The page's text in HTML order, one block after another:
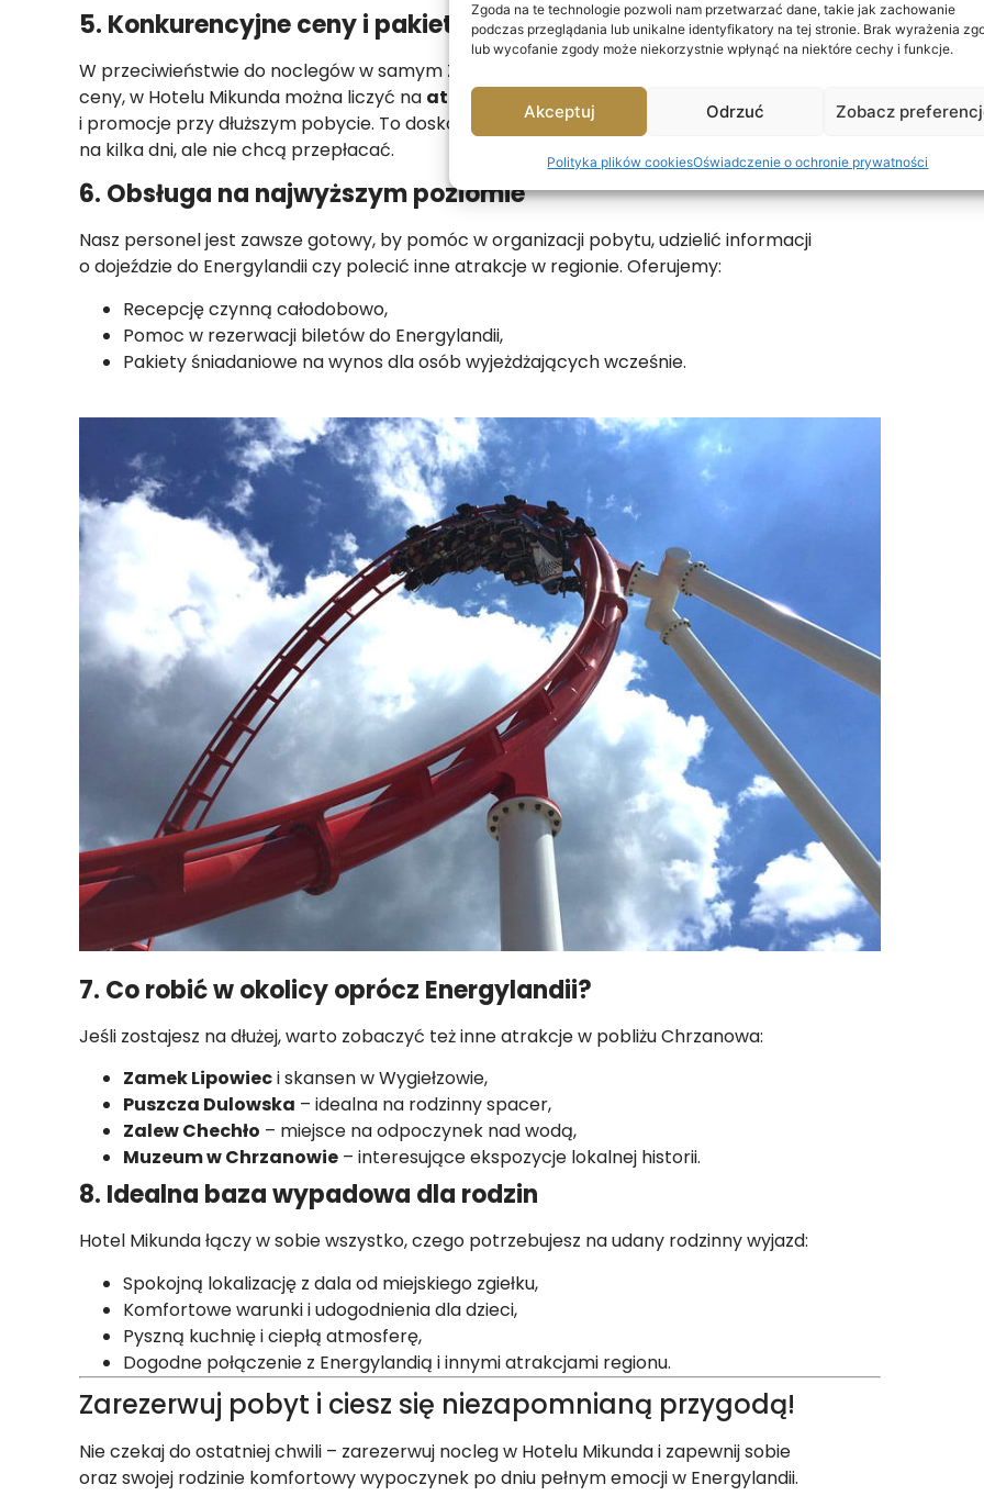
Zgoda na te technologie pozwoli nam przetwarzać dane, takie jak zachowanie
podczas przeglądania lub unikalne identyfikatory na tej stronie. Brak wyrażenia
lub wycofanie zgody może niekorzystnie wpłynąć na niektóre cechy i funkcje.
Akceptuj Odrzuć Zobacz
Polityka plików cookiesOświadczenie o ochronie prywatności
5. Konkurencyjne ceny i pakiety rodzinne
W przeciwieństwie do noclegów w samym Zatorze, które w sezonie osiągają bardzo wysokie
ceny, w Hotelu Mikunda można liczyć na atrakcyjne stawki , a także
i promocje przy dłuższym pobycie. To doskonała opcja dla tych, którzy planują wyjazd
na kilka dni, ale nie chcą przepłacać.
6. Obsługa na najwyższym poziomie
Nasz personel jest zawsze gotowy, by pomóc w organizacji pobytu, udzielić informacji
o dojeździe do Energylandii czy polecić inne atrakcje w regionie. Oferujemy:
Recepcję czynną całodobowo,
Pomoc w rezerwacji biletów do Energylandii,
Pakiety śniadaniowe na wynos dla osób wyjeżdżających wcześnie.
7. Co robić w okolicy oprócz Energylandii?
Jeśli zostajesz na dłużej, warto zobaczyć też inne atrakcje w pobliżu Chrzanowa:
Zamek Lipowieci skansen w Wygiełzowie,
Puszcza Dulowska – idealna na rodzinny spacer,
Zalew Chechło – miejsce na odpoczynek nad wodą,
Muzeum w Chrzanowie – interesujące ekspozycje lokalnej historii.
8. Idealna baza wypadowa dla rodzin
Hotel Mikunda łączy w sobie wszystko, czego potrzebujesz na udany rodzinny wyjazd:
Spokojną lokalizację z dala od miejskiego zgiełku,
Komfortowe warunki i udogodnienia dla dzieci,
Pyszną kuchnię i ciepłą atmosferę,
Dogodne połączenie z Energylandią i innymi atrakcjami regionu.
Zarezerwuj pobyt i ciesz się niezapomnianą przygodą!
Nie czekaj do ostatniej chwili – zarezerwuj nocleg w Hotelu Mikunda i zapewnij sobie
oraz swojej rodzinie komfortowy wypoczynek po dniu pełnym emocji w Energylandii.